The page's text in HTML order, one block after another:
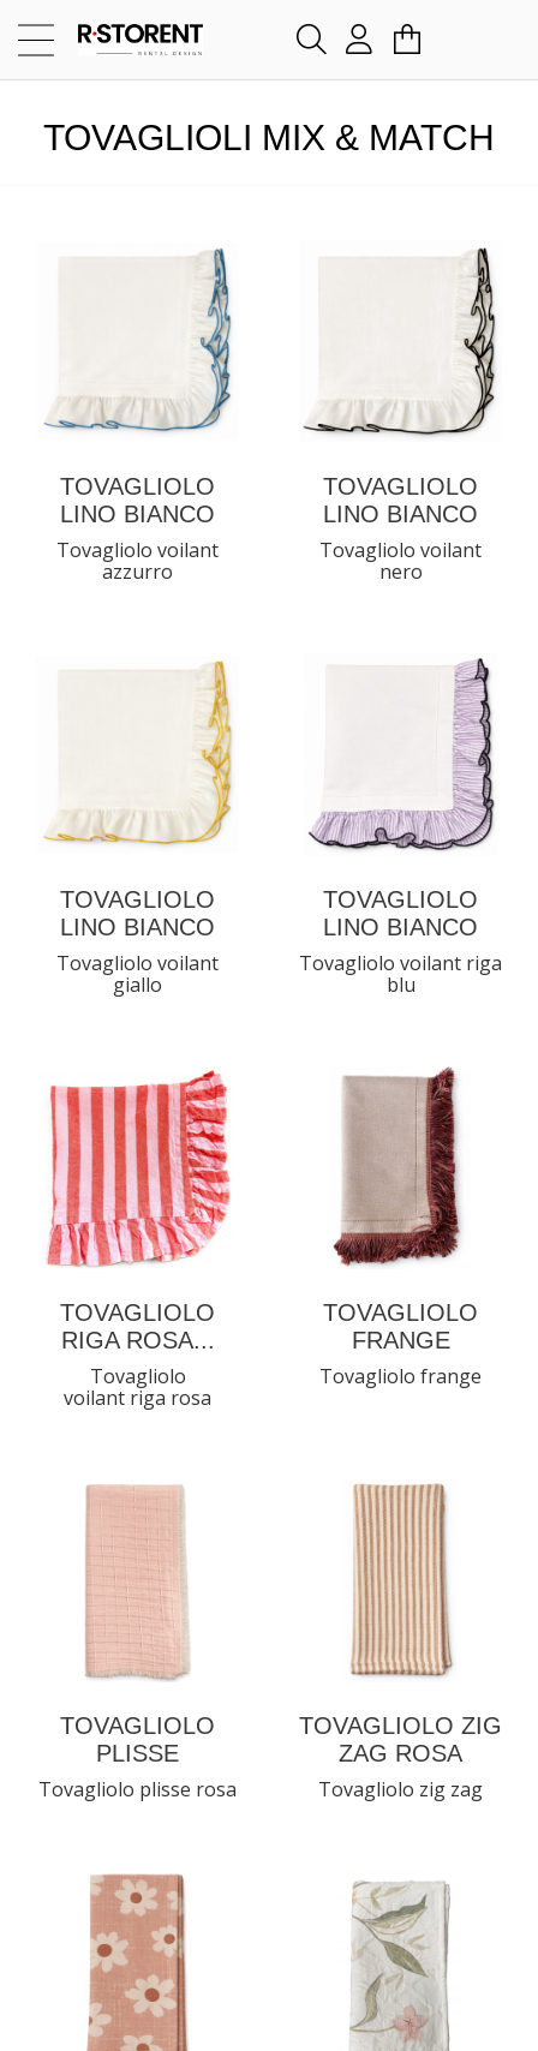
TOVAGLIOLI MIX & MATCH
TOVAGLIOLO
LINO BIANCO
Tovagliolo voilant
azzurro
TOVAGLIOLO
LINO BIANCO
Tovagliolo voilant
nero
TOVAGLIOLO
LINO BIANCO
Tovagliolo voilant
giallo
TOVAGLIOLO
LINO BIANCO
Tovagliolo voilant riga
blu
TOVAGLIOLO
RIGA ROSA...
Tovagliolo
voilant riga rosa
TOVAGLIOLO
FRANGE
Tovagliolo frange
TOVAGLIOLO
PLISSE
Tovagliolo plisse rosa
TOVAGLIOLO ZIG
ZAG ROSA
Tovagliolo zig zag